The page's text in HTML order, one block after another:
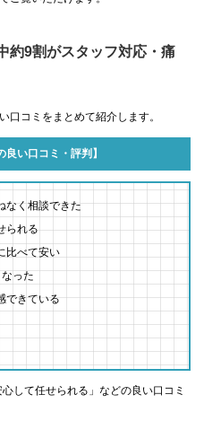
約9割がスタッフ対応・痛
口コミをまとめて紹介します。
良い口コミ・評判】
なく相談できた
られる
比べて安い
った
できている
して任せられる」などの良い口コミ